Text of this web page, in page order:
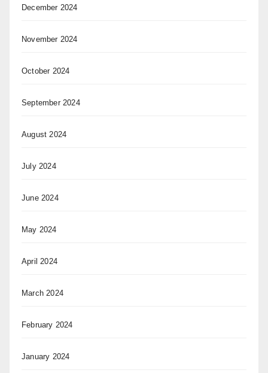
December 2024
November 2024
October 2024
September 2024
August 2024
July 2024
June 2024
May 2024
April 2024
March 2024
February 2024
January 2024